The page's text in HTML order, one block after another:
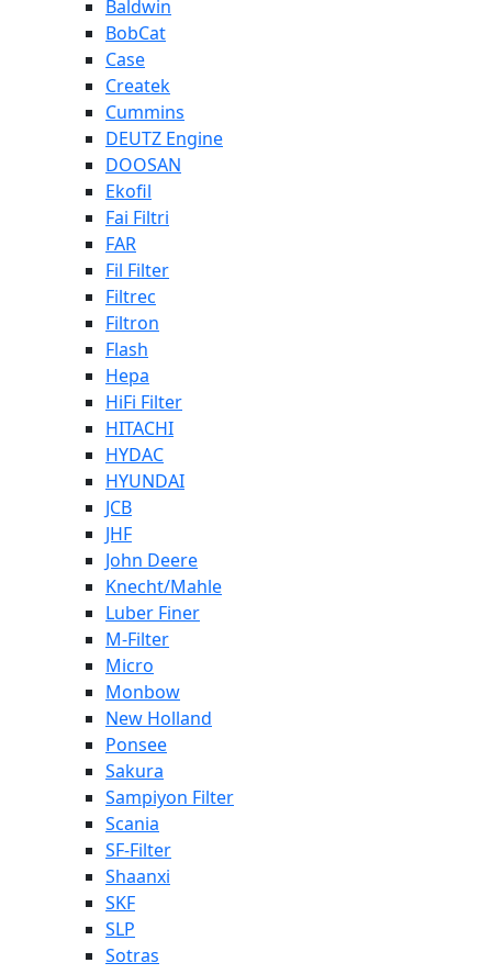
Baldwin
BobCat
Case
Createk
Cummins
DEUTZ Engine
DOOSAN
Ekofil
Fai Filtri
FAR
Fil Filter
Filtrec
Filtron
Flash
Hepa
HiFi Filter
HITACHI
HYDAC
HYUNDAI
JCB
JHF
John Deere
Knecht/Mahle
Luber Finer
M-Filter
Micro
Monbow
New Holland
Ponsee
Sakura
Sampiyon Filter
Scania
SF-Filter
Shaanxi
SKF
SLP
Sotras